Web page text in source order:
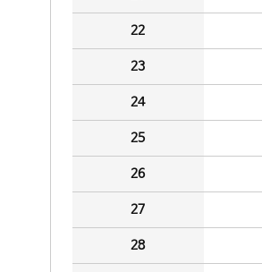
22
23
24
25
26
27
28